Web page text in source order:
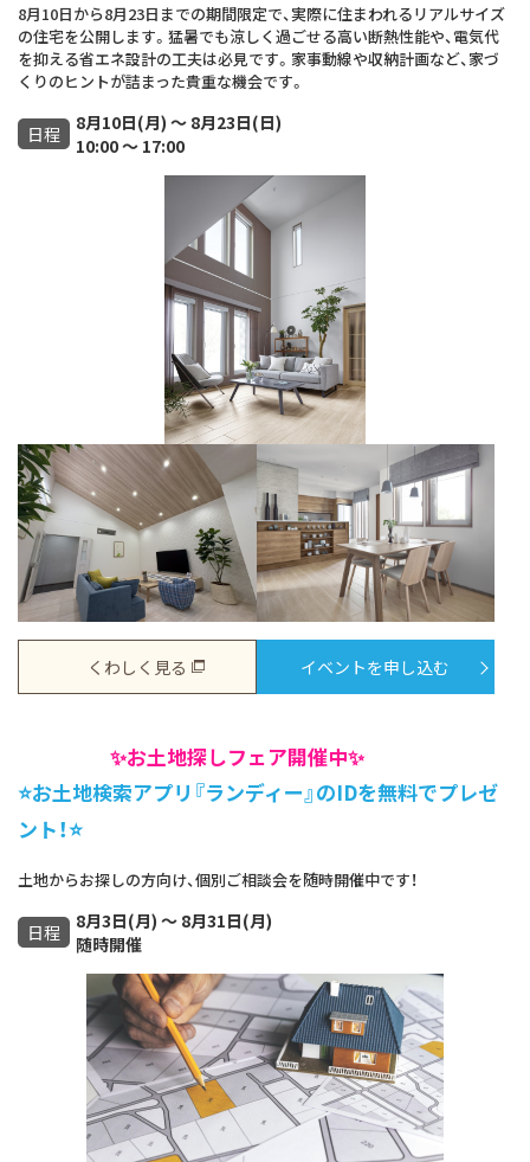
8月10日から8月23日までの期間限定で、実際に住まわれるリアルサイズ
の住宅を公開します。猛暑でも涼しく過ごせる高い断熱性能や、電気代
を抑える省エネ設計の工夫は必見です。家事動線や収納計画など、家づ
くりのヒントが詰まった貴重な機会です。
日程
8月10日(月) ～ 8月23日(日)
10:00 ～ 17:00
くわしく見る イベントを申し込む
✨お土地探しフェア開催中✨
⭐お土地検索アプリ『ランディー』のIDを無料でプレゼ
ント！⭐
土地からお探しの方向け、個別ご相談会を随時開催中です！
日程
8月3日(月) ～ 8月31日(月)
随時開催